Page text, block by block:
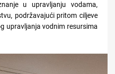
u upravljanju vodama,
podržavajući pritom ciljeve
upravljanja vodnim resursima